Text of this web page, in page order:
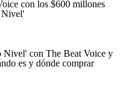
con los $600 millones
Nivel'
Nivel' con The Beat Voice y
es y dónde comprar